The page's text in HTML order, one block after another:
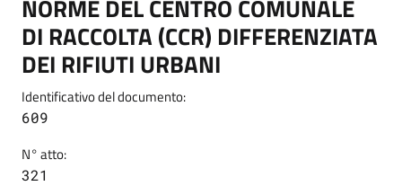
NORME DEL CENTRO COMUNALE
DI RACCOLTA (CCR) DIFFERENZIATA
DEI RIFIUTI URBANI
Identificativo del documento:
609
N° atto:
321